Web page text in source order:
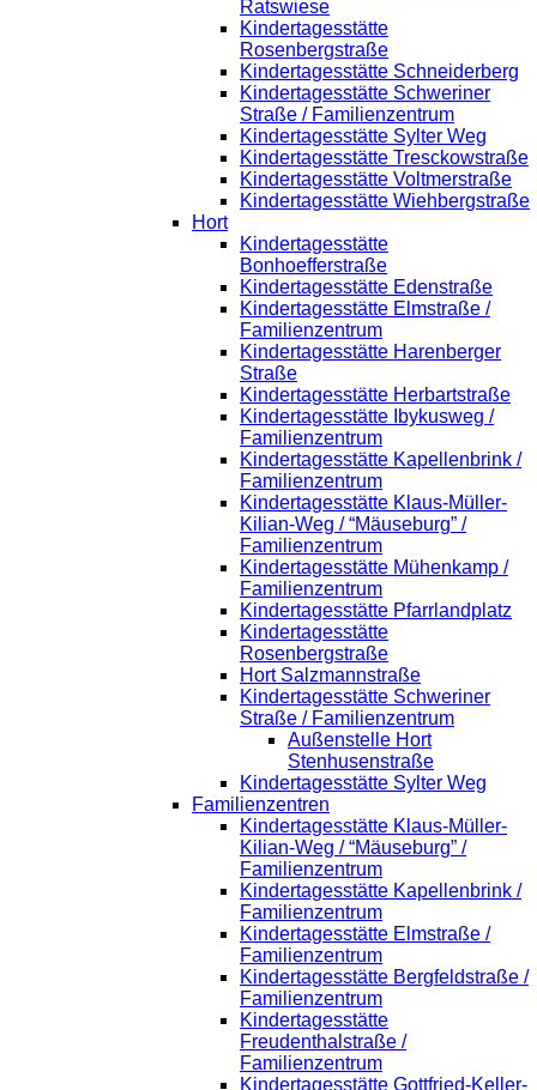
Ratswiese
Kindertagesstätte
Rosenbergstraße
Kindertagesstätte Schneiderberg
Kindertagesstätte Schweriner
Straße / Familienzentrum
Kindertagesstätte Sylter Weg
Kindertagesstätte Tresckowstraße
Kindertagesstätte Voltmerstraße
Kindertagesstätte Wiehbergstraße
Hort
Kindertagesstätte
Bonhoefferstraße
Kindertagesstätte Edenstraße
Kindertagesstätte Elmstraße /
Familienzentrum
Kindertagesstätte Harenberger
Straße
Kindertagesstätte Herbartstraße
Kindertagesstätte Ibykusweg /
Familienzentrum
Kindertagesstätte Kapellenbrink /
Familienzentrum
Kindertagesstätte Klaus-Müller-
Kilian-Weg / “Mäuseburg” /
Familienzentrum
Kindertagesstätte Mühenkamp /
Familienzentrum
Kindertagesstätte Pfarrlandplatz
Kindertagesstätte
Rosenbergstraße
Hort Salzmannstraße
Kindertagesstätte Schweriner
Straße / Familienzentrum
Außenstelle Hort
Stenhusenstraße
Kindertagesstätte Sylter Weg
Familienzentren
Kindertagesstätte Klaus-Müller-
Kilian-Weg / “Mäuseburg” /
Familienzentrum
Kindertagesstätte Kapellenbrink /
Familienzentrum
Kindertagesstätte Elmstraße /
Familienzentrum
Kindertagesstätte Bergfeldstraße /
Familienzentrum
Kindertagesstätte
Freudenthalstraße /
Familienzentrum
Kindertagesstätte Gottfried-Keller-